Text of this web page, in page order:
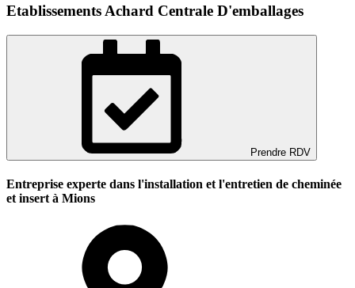
Etablissements Achard Centrale D'emballages
Prendre RDV
Entreprise experte dans l'installation et l'entretien de cheminée
et insert à Mions